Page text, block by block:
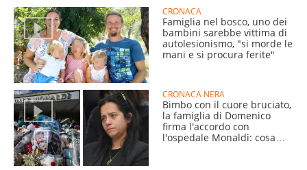
CRONACA
Famiglia nel bosco, uno dei
bambini sarebbe vittima di
autolesionismo, "si morde le
mani e si procura ferite"
CRONACA NERA
Bimbo con il cuore bruciato,
la famiglia di Domenico
firma l'accordo con
l'ospedale Monaldi: cosa